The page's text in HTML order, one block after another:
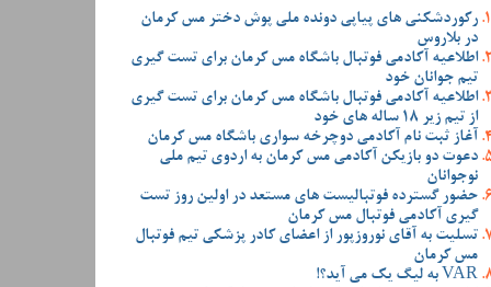
رکوردشکنی های پیاپی دونده ملی پوش دختر مس کرمان
در بلاروس
اطلاعیه آکادمی فوتبال باشگاه مس کرمان برای تست گیری
تیم جوانان خود
اطلاعیه آکادمی فوتبال باشگاه مس کرمان برای تست گیری
از تیم زیر 18 ساله های خود
آغاز ثبت نام آکادمی دوچرخه سواری باشگاه مس کرمان
دعوت دو بازیکن آکادمی مس کرمان به اردوی تیم ملی
نوجوانان
حضور گسترده فوتبالیست های مستعد در اولین روز تست
گیری آکادمی فوتبال مس کرمان
تسلیت به آقای نوروزپور از اعضای کادر پزشکی تیم فوتبال
مس کرمان
VAR به لیگ یک می آید؟!